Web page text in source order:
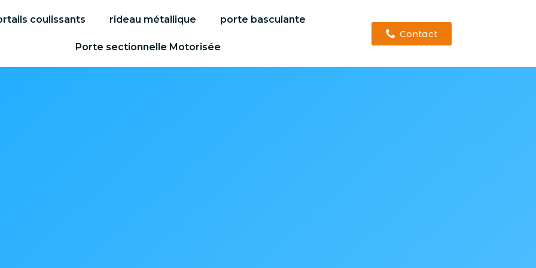
coulissants rideau métallique porte basculante
Porte sectionnelle Motorisée
Contact